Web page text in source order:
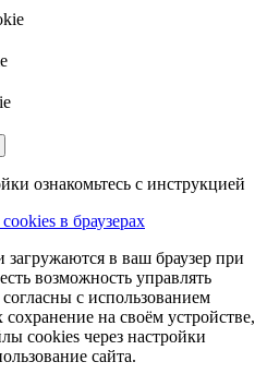
ознакомьтесь с инструкцией
в браузерах
в ваш браузер при
возможность управлять
с использованием
на своём устройстве,
cookies через настройки
сайта.